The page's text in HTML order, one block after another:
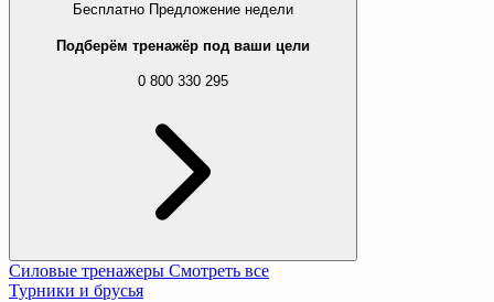
Бесплатно Предложение недели
Подберём тренажёр под ваши цели
0 800 330 295
Силовые тренажеры Смотреть все
Турники и брусья